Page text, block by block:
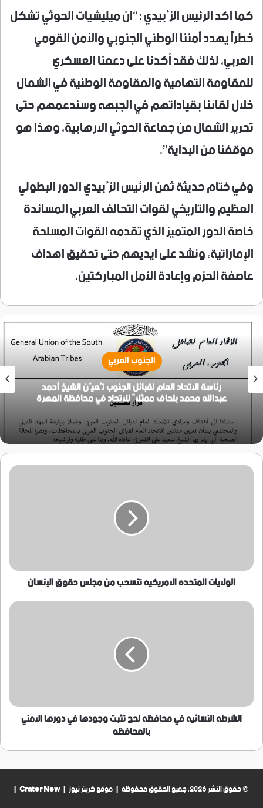
كما اكد الرئيس الزُبيدي : “ان ميليشيات الحوثي تشكل
خطراً يهدد أمننا الوطني الجنوبي والأمن القومي
العربي، لذلك فقد أكدنا على دعمنا العسكري
للمقاومة التهامية والمقاومة الوطنية في الشمال
خلال لقائنا بقياداتهم في الجبهه وسندعمهم حتى
تحرير الشمال من جماعة الحوثي الارهابية، وهذا هو
موقفنا من البداية”.
وفي ختام حديثة ثمن الرئيس الزُبيدي الدور البطولي
العظيم والتاريخي لقوات التحالف العربي المساندة
خاصة الدور المتميز الذي تقدمه القوات المسلحة
الإماراتية، ونشد على ايديهم حتى تحقيق اهداف
عاصفة الحزم وإعادة الأمل المباركتين.
الجنوب العربي
رئاسة الاتحاد العام لقبائل الجنوب تُعيّن الشيخ أحمد
عبدالله محمد بلحاف ممثلاً للاتحاد في محافظة المهرة
الولايات
الولايات المتحده الامريكيه تنسحب من مجلس حقوق الإنسان
الشرطه
دورها
الامني
بالمحافظه
الشرطه النسائيه في محافظه لحج تثبت وجودها في دورها الامني
بالمحافظه
© حقوق النشر 2026، جميع الحقوق محفوظة | موقع كريتر نيوز | Crater New
|